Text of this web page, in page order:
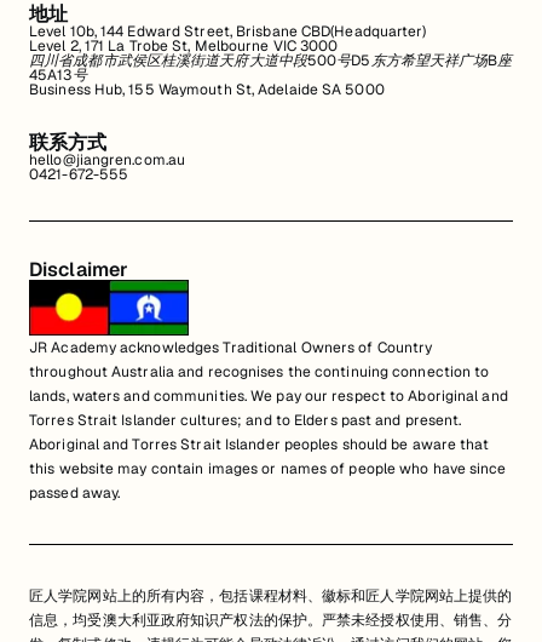
地址
Level 10b, 144 Edward Street, Brisbane CBD(Headquarter)
Level 2, 171 La Trobe St, Melbourne VIC 3000
四川省成都市武侯区桂溪街道天府大道中段500号D5东方希望天祥广场B座
45A13号
Business Hub, 155 Waymouth St, Adelaide SA 5000
联系方式
hello@jiangren.com.au
0421-672-555
Disclaimer
JR Academy acknowledges Traditional Owners of Country
throughout Australia and recognises the continuing connection to
lands, waters and communities. We pay our respect to Aboriginal and
Torres Strait Islander cultures; and to Elders past and present.
Aboriginal and Torres Strait Islander peoples should be aware that
this website may contain images or names of people who have since
passed away.
匠人学院网站上的所有内容，包括课程材料、徽标和匠人学院网站上提供的
信息，均受澳大利亚政府知识产权法的保护。严禁未经授权使用、销售、分